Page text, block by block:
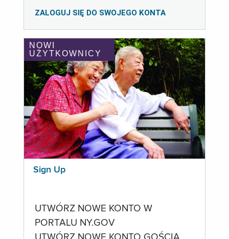
ZALOGUJ SIĘ DO SWOJEGO KONTA
NOWI
UŻYTKOWNICY
Sign Up
UTWÓRZ NOWE KONTO W
PORTALU NY.GOV